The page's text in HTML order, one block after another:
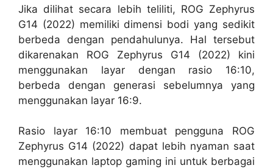
Jika dilihat secara lebih teliliti, ROG Zephyrus
G14 (2022) memiliki dimensi bodi yang sedikit
berbeda dengan pendahulunya. Hal tersebut
dikarenakan ROG Zephyrus G14 (2022) kini
menggunakan layar dengan rasio 16:10,
berbeda dengan generasi sebelumnya yang
menggunakan layar 16:9.
Rasio layar 16:10 membuat pengguna ROG
Zephyrus G14 (2022) dapat lebih nyaman saat
menggunakan laptop gaming ini untuk berbagai